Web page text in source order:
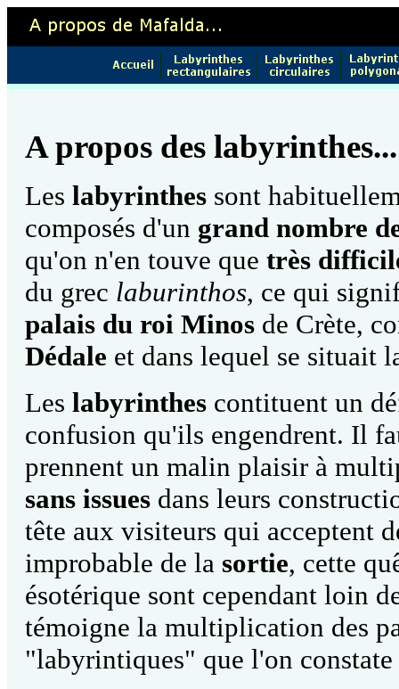
A propos des labyrinthes...
Les labyrinthes sont
composés d'un grand nombre
qu'on n'en touve que très
du grec laburinthos, ce qui
palais du roi Minos de Crète,
Dédale et dans lequel se situait
Les labyrinthes contituent un
confusion qu'ils engendrent. Il
prennent un malin plaisir à
sans issues dans leurs
tête aux visiteurs qui acceptent
improbable de la sortie, cette
ésotérique sont cependant loin
témoigne la multiplication des
"labyrintiques" que l'on